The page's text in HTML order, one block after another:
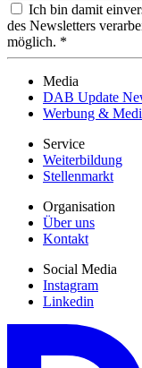
Ich bin damit
des Newsletters
möglich. *
Media
DAB Update
Werbung &
Service
Weiterbildung
Stellenmarkt
Organisation
Über uns
Kontakt
Social Media
Instagram
Linkedin